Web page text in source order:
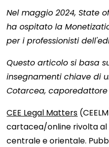
Nel maggio 2024, State
ha ospitato la
per i professionisti
Questo articolo si basa
insegnamenti chiave di
Cotarcea, caporedattore
CEE Legal Matters
cartacea/online rivolta
centrale e orientale.